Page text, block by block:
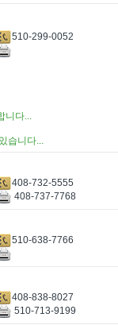
510-299-0052
니다...
습니다...
408-732-5555
408-737-7768
510-638-7766
408-838-8027
510-713-9199